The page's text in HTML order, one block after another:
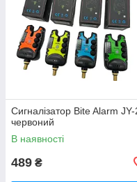
Сигналiзатор Bite Alarm JY-
червоний
В наявності
489 ₴